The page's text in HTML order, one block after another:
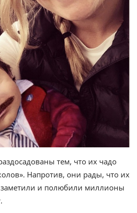
тем, что их чадо
Напротив, они рады, что их
и полюбили миллионы